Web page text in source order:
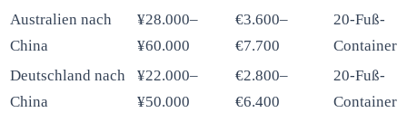
Australien nach
China
¥28.000–
¥60.000
€3.600–
€7.700
20-Fuß-
Container
Deutschland nach
China
¥22.000–
¥50.000
€2.800–
€6.400
20-Fuß-
Container